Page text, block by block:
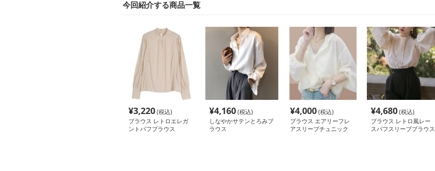
今回紹介する商品一覧
¥3,220(税込)
ブラウス レトロエレガ
ントパフブラウス
¥4,160(税込)
しなやかサテンとろみブ
ラウス
¥4,000(税込)
ブラウス エアリーフレ
アスリーブチュニック
¥4,680(税込)
ブラウス レトロ風レー
スパフスリーブブラウス